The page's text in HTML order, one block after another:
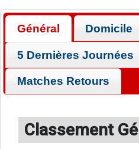
Général Domicile
5 Dernières Journées
Matches Retours
Classement